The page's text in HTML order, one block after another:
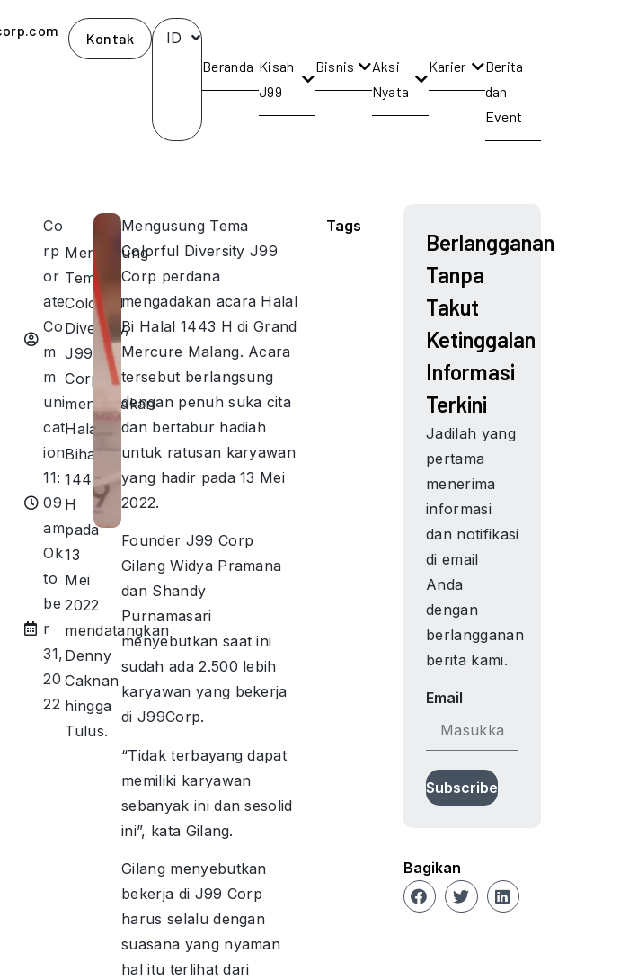
Kontak ID
Beranda Kisah
J99
Bisnis
Aksi
Nyata
Karier
Berita
dan
Event
Co
rp
or
ate
Co
m
m
uni
cat
ion
11:
09
am
Ok
to
be
r
31,
20
22
Mengusung
Tema
Colorful
Diversity,
J99
Corp
mengadakan
Halal
Bihalal
1443
H
pada
13
Mei
2022
mendatangkan
Denny
Caknan
hingga
Tulus.
Mengusung Tema
Colorful Diversity J99
Corp perdana
mengadakan acara Halal
Bi Halal 1443 H di Grand
Mercure Malang. Acara
tersebut berlangsung
dengan penuh suka cita
dan bertabur hadiah
untuk ratusan karyawan
yang hadir pada 13 Mei
2022.
Founder J99 Corp
Gilang Widya Pramana
dan Shandy
Purnamasari
menyebutkan saat ini
sudah ada 2.500 lebih
karyawan yang bekerja
di J99Corp.
“Tidak terbayang dapat
memiliki karyawan
sebanyak ini dan sesolid
ini”, kata Gilang.
Gilang menyebutkan
bekerja di J99 Corp
harus selalu dengan
suasana yang nyaman
hal itu terlihat dari
Tags
Berlangganan
Tanpa
Takut
Ketinggalan
Informasi
Terkini
Jadilah yang
pertama
menerima
informasi
dan notifikasi
di email
Anda
dengan
berlangganan
berita kami.
Email
Subscribe
Bagikan